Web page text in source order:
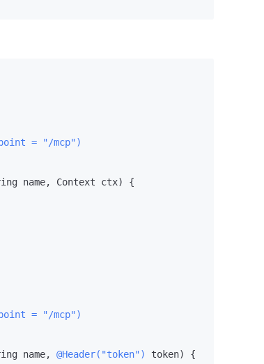
= "/mcp")
name, Context ctx)
{
= "/mcp")
name, @Header("token") token)
{